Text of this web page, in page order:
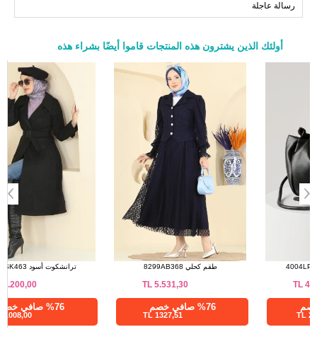
الفستان مقاسات الحجم (سم)
96
100
130
104
130
44
108
130
46
112
48
114
130
رسالة عاجلة
أولئك الذين يشترون هذه المنتجات قاموا أيضًا بشراء هذه
a>